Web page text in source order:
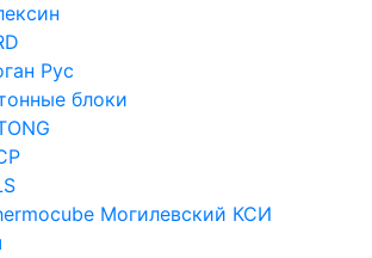
Рус
блоки
Могилевский КСИ